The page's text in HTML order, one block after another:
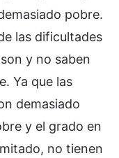
pobre.
las dificultades
y no saben
Ya que las
demasiado
y el grado en
no tienen